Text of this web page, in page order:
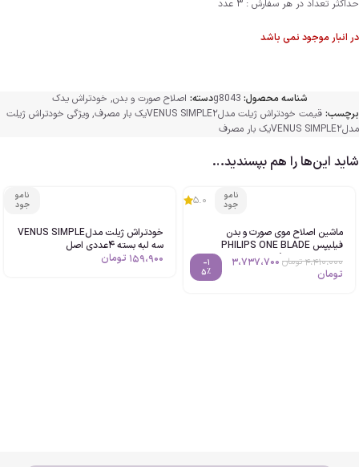
حداکثر تعداد در هر سفارش : 3 عدد
در انبار موجود نمی باشد
شناسه محصول: g8043دسته: اصلاح صورت و بدن, خودتراش یدک
برچسب: قیمت خودتراش ژیلت مدلVENUS SIMPLE2یک بار مصرف , ویژگی خودتراش ژیلت
مدلVENUS SIMPLE2یک بار مصرف
شاید این‌ها را هم بپسندید…
نامو
جود
5.0
ماشین اصلاح موی صورت و بدن
فیلیپس PHILIPS ONE BLADE
QP2824 اصل (درجه دو عرب نویس
نیست!)
4،410،000تومان 3،737،700
تومان
-1
5%
نامو
جود
خودتراش ژیلت مدلVENUS SIMPLE
سه لبه بسته 4عددی اصل
159،900 تومان